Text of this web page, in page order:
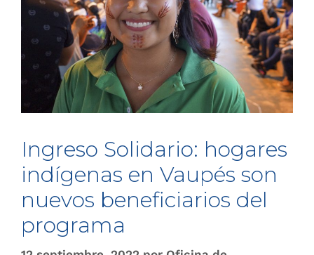
Ingreso Solidario: hogares
indígenas en Vaupés son
nuevos beneficiarios del
programa